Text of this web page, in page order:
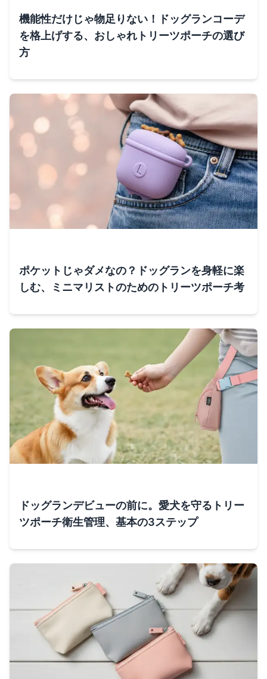
機能性だけじゃ物足りない！ドッグランコーデ
を格上げする、おしゃれトリーツポーチの選び
方
ポケットじゃダメなの？ドッグランを身軽に楽
しむ、ミニマリストのためのトリーツポーチ考
ドッグランデビューの前に。愛犬を守るトリー
ツポーチ衛生管理、基本の3ステップ